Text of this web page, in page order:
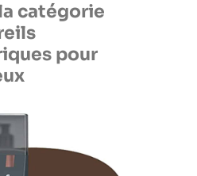
catégorie
pour